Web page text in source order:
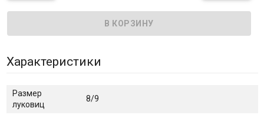
Характеристики
Размер
луковиц
8/9